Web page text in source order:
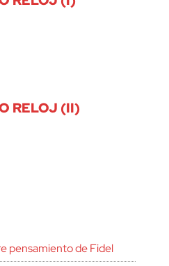
RELOJ (II)
pensamiento de Fidel